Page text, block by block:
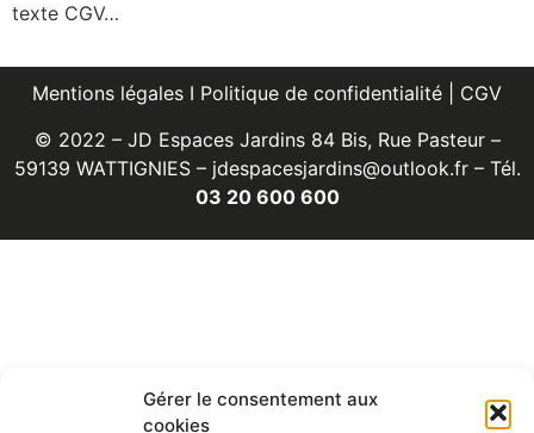
Gérer le consentement aux
cookies
texte CGV…
Mentions légales I Politique de confidentialité
CGV
© 2022 – JD Espaces Jardins 84 Bis, Rue Pasteur –
59139 WATTIGNIES – jdespacesjardins@outlook.fr – Tél.
03 20 600 600